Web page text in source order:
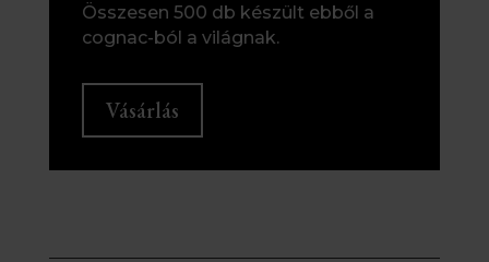
Összesen 500 db készült ebből a
cognac-ból a világnak.
Vásárlás